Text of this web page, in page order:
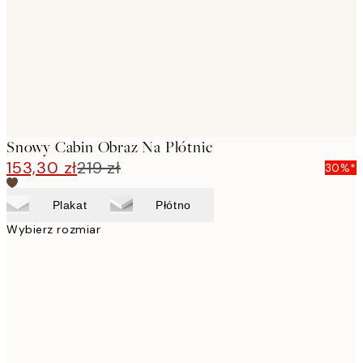
Snowy Cabin Obraz Na Płótnie
153,30 zł219 zł 30%*
Plakat Płótno
Wybierz rozmiar